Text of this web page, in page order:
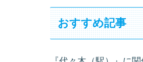
おすすめ記事